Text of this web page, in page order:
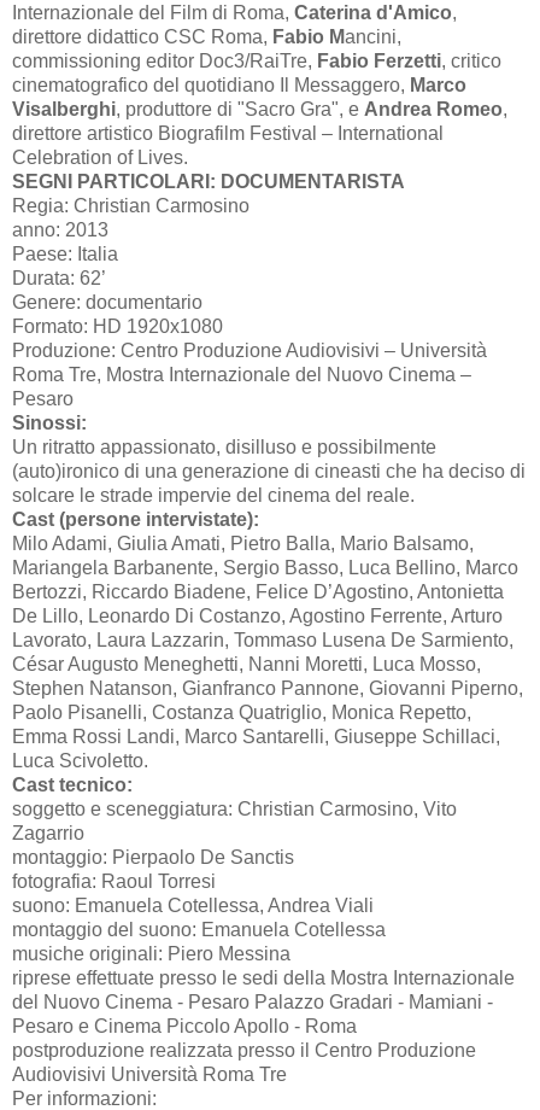
Internazionale del Film di Roma, Caterina d'Amico,
direttore didattico CSC Roma, Fabio Mancini,
commissioning editor Doc3/RaiTre, Fabio Ferzetti, critico
cinematografico del quotidiano Il Messaggero, Marco
Visalberghi, produttore di "Sacro Gra", e Andrea Romeo,
direttore artistico Biografilm Festival – International
Celebration of Lives.
SEGNI PARTICOLARI: DOCUMENTARISTA
Regia: Christian Carmosino
anno: 2013
Paese: Italia
Durata: 62’
Genere: documentario
Formato: HD 1920x1080
Produzione: Centro Produzione Audiovisivi – Università
Roma Tre, Mostra Internazionale del Nuovo Cinema –
Pesaro
Sinossi:
Un ritratto appassionato, disilluso e possibilmente
(auto)ironico di una generazione di cineasti che ha deciso di
solcare le strade impervie del cinema del reale.
Cast (persone intervistate):
Milo Adami, Giulia Amati, Pietro Balla, Mario Balsamo,
Mariangela Barbanente, Sergio Basso, Luca Bellino, Marco
Bertozzi, Riccardo Biadene, Felice D’Agostino, Antonietta
De Lillo, Leonardo Di Costanzo, Agostino Ferrente, Arturo
Lavorato, Laura Lazzarin, Tommaso Lusena De Sarmiento,
César Augusto Meneghetti, Nanni Moretti, Luca Mosso,
Stephen Natanson, Gianfranco Pannone, Giovanni Piperno,
Paolo Pisanelli, Costanza Quatriglio, Monica Repetto,
Emma Rossi Landi, Marco Santarelli, Giuseppe Schillaci,
Luca Scivoletto.
Cast tecnico:
soggetto e sceneggiatura: Christian Carmosino, Vito
Zagarrio
montaggio: Pierpaolo De Sanctis
fotografia: Raoul Torresi
suono: Emanuela Cotellessa, Andrea Viali
montaggio del suono: Emanuela Cotellessa
musiche originali: Piero Messina
riprese effettuate presso le sedi della Mostra Internazionale
del Nuovo Cinema - Pesaro Palazzo Gradari - Mamiani -
Pesaro e Cinema Piccolo Apollo - Roma
postproduzione realizzata presso il Centro Produzione
Audiovisivi Università Roma Tre
Per informazioni: